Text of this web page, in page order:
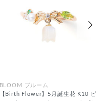
BLOOM ブルーム
【Birth Flower】5月誕生花 K10 ピ